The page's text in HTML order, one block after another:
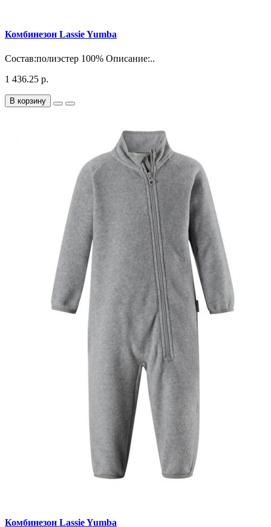
Комбинезон Lassie Yumba
Состав:полиэстер 100% Описание:..
1 436.25 р.
В корзину
Комбинезон Lassie Yumba